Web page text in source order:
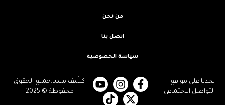
تجدنا على مواقع
التواصل الاجتماعي
كشْف ميديا.جميع الحقوق
محفوظة.© 2025
من نحن
اتصل بنا
سياسة الخصوصية